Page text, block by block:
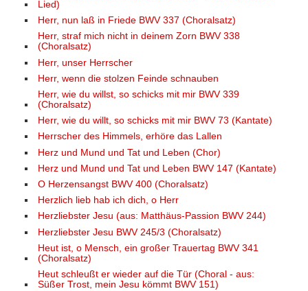
Lied)
Herr, nun laß in Friede BWV 337 (Choralsatz)
Herr, straf mich nicht in deinem Zorn BWV 338
(Choralsatz)
Herr, unser Herrscher
Herr, wenn die stolzen Feinde schnauben
Herr, wie du willst, so schicks mit mir BWV 339
(Choralsatz)
Herr, wie du willt, so schicks mit mir BWV 73 (Kantate)
Herrscher des Himmels, erhöre das Lallen
Herz und Mund und Tat und Leben (Chor)
Herz und Mund und Tat und Leben BWV 147 (Kantate)
O Herzensangst BWV 400 (Choralsatz)
Herzlich lieb hab ich dich, o Herr
Herzliebster Jesu (aus: Matthäus-Passion BWV 244)
Herzliebster Jesu BWV 245/3 (Choralsatz)
Heut ist, o Mensch, ein großer Trauertag BWV 341
(Choralsatz)
Heut schleußt er wieder auf die Tür (Choral - aus:
Süßer Trost, mein Jesu kömmt BWV 151)